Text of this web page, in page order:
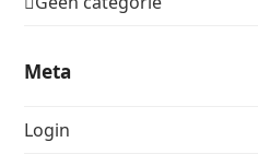
Meta
Login